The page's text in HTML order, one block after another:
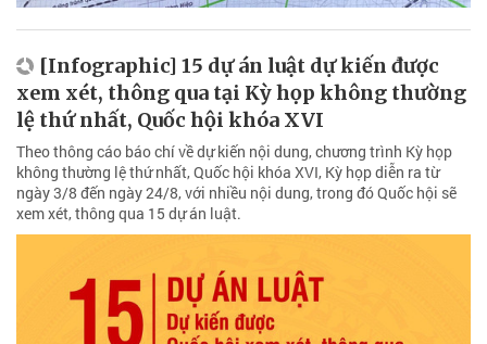
[Infographic] 15 dự án luật dự kiến được
xem xét, thông qua tại Kỳ họp không thường
lệ thứ nhất, Quốc hội khóa XVI
Theo thông cáo báo chí về dự kiến nội dung, chương trình Kỳ họp
không thường lệ thứ nhất, Quốc hội khóa XVI, Kỳ họp diễn ra từ
ngày 3/8 đến ngày 24/8, với nhiều nội dung, trong đó Quốc hội sẽ
xem xét, thông qua 15 dự án luật.